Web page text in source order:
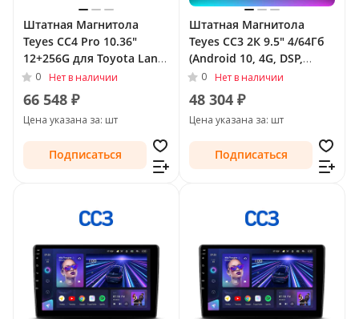
Штатная Магнитола
Teyes CC4 Pro 10.36"
12+256G для Toyota Land
Cruiser Prado 150 Series
Рестайлинг 2 2017 - 2020
0 Нет в наличии
66 548 ₽
Цена указана за: шт
Подписаться
Штатная Магнитола
Teyes CC3 2К 9.5" 4/64Гб
(Android 10, 4G, DSP,
QLed) для Toyota Land
Cruiser Prado 150 Series
2009 - 2013 Тип-C
0 Нет в наличии
48 304 ₽
Цена указана за: шт
Подписаться